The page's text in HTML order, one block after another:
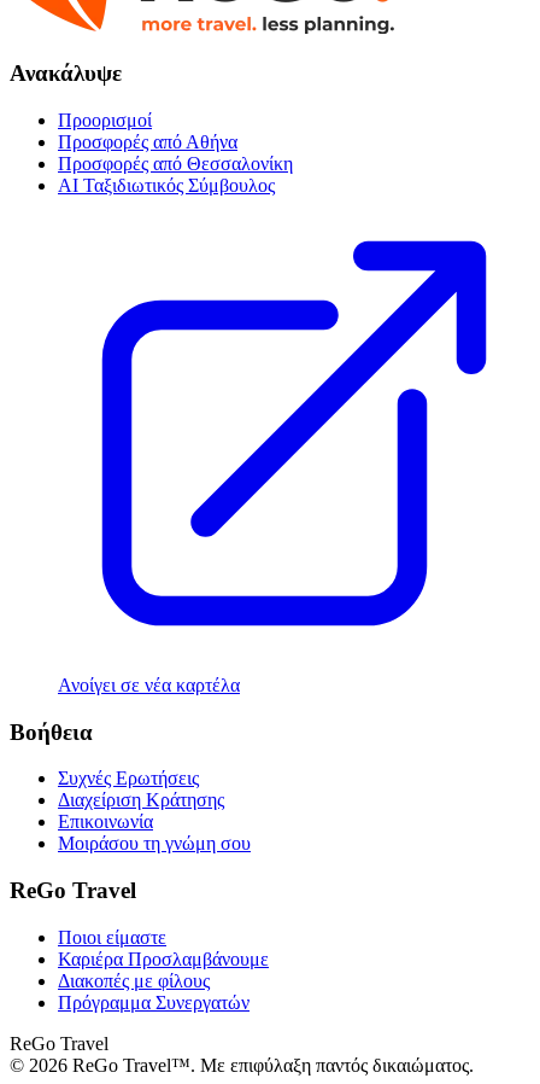
Ανακάλυψε
Προορισμοί
Προσφορές από Αθήνα
Προσφορές από Θεσσαλονίκη
AI Ταξιδιωτικός Σύμβουλος
Ανοίγει σε νέα καρτέλα
Βοήθεια
Συχνές Ερωτήσεις
Διαχείριση Κράτησης
Επικοινωνία
Μοιράσου τη γνώμη σου
ReGo Travel
Ποιοι είμαστε
Καριέρα Προσλαμβάνουμε
Διακοπές με φίλους
Πρόγραμμα Συνεργατών
ReGo Travel
© 2026 ReGo Travel™. Με επιφύλαξη παντός δικαιώματος.